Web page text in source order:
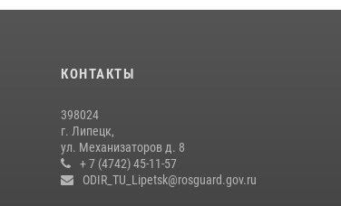
КОНТАКТЫ
398024
г. Липецк,
ул. Механизаторов д. 8
+ 7 (4742) 45-11-57
ODIR_TU_Lipetsk@rosguard.gov.ru